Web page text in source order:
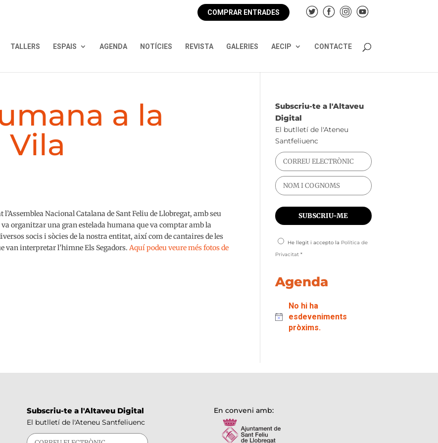
COMPRAR ENTRADES
TALLERS ESPAIS AGENDA NOTÍCIES REVISTA GALERIES AECIP CONTACTE
a la
Vila
l’Assemblea Nacional Catalana de Sant Feliu de Llobregat, amb seu
va organitzar una gran estelada humana que va comptar amb la
socis i sòcies de la nostra entitat, així com de cantaires de les
van interpretar l’himne Els Segadors.Aquí podeu veure més fotos de
Subscriu-te a l'Altaveu
Digital
El butlletí de l'Ateneu
Santfeliuenc
He llegit i accepto la Política de
Privacitat *
Agenda
No hi ha
esdeveniments
pròxims.
Subscriu-te a l'Altaveu Digital
El butlletí de l'Ateneu Santfeliuenc
En conveni amb: